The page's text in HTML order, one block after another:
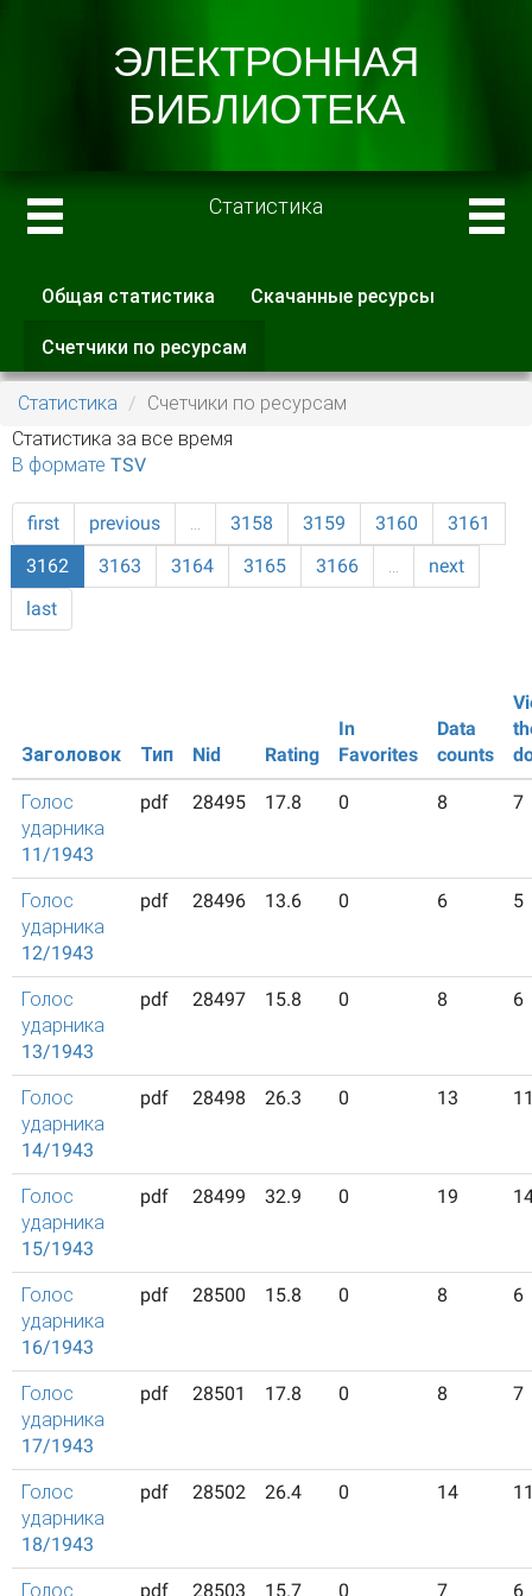
Статистика
Главные вкладки
Общая статистика Скачанные ресурсы
Счетчики по ресурсам
вкладка)
Статистика
Счетчики по ресурсам
Статистика за все время
В формате TSV
first previous … 3158 3159 3160
3161
3162
3163 3164 3165 3166 …
next
last
Заголовок Тип Nid Rating
In
Favorites
Data
counts
Голос
ударника
11/1943
pdf 28495 17.8 0 8 7
Голос
ударника
12/1943
pdf 28496 13.6 0 6 5
Голос
ударника
13/1943
pdf 28497 15.8 0 8 6
Голос
ударника
14/1943
pdf 28498 26.3 0 13
Голос
ударника
15/1943
pdf 28499 32.9 0 19
Голос
ударника
16/1943
pdf 28500 15.8 0 8 6
Голос
ударника
17/1943
pdf 28501 17.8 0 8 7
Голос
ударника
18/1943
pdf 28502 26.4 0 14
Голос pdf 28503 15.7 0 7 6